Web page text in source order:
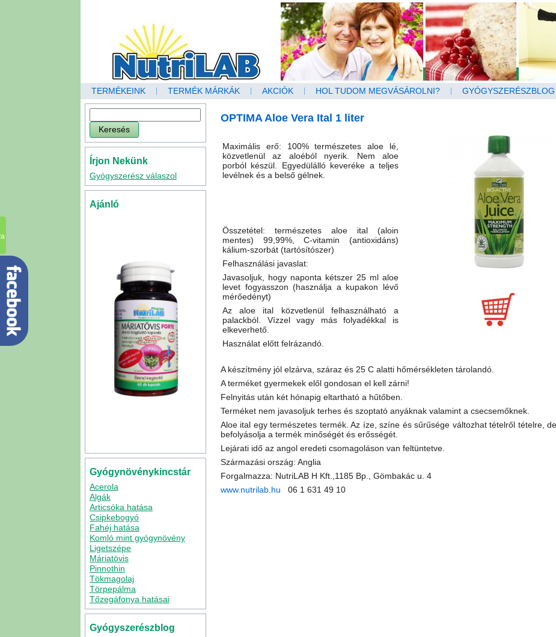
TERMÉKEINK TERMÉK MÁRKÁK AKCIÓK HOL TUDOM MEGVÁSÁROLNI? GYÓGYSZERÉSZBLOG
Írjon Nekünk
Gyógyszerész válaszol
Ajánló
Gyógynövénykincstár
Acerola
Algák
Articsóka hatása
Csipkebogyó
Fahéj hatása
Komló mint gyógynövény
Ligetszépe
Máriatövis
Pinnothin
Tökmagolaj
Törpepálma
Tőzegáfonya hatásai
Gyógyszerészblog
OPTIMA Aloe Vera Ital 1 liter
Maximális erő: 100% természetes aloe lé,
közvetlenül az aloéból nyerik. Nem aloe
porból készül. Egyedülálló keveréke a teljes
levélnek és a belső gélnek.
Összetétel: természetes aloe ital (aloin
mentes) 99,99%, C-vitamin (antioxidáns)
kálium-szorbát (tartósítószer)
Felhasználási javaslat:
Javasoljuk, hogy naponta kétszer 25 ml aloe
levet fogyasszon (használja a kupakon lévő
mérőedényt)
Az aloe ital közvetlenül felhasználható a
palackból. Vízzel vagy más folyadékkal is
elkeverhető.
Használat előtt felrázandó.
A készítmény jól elzárva, száraz és 25 C alatti hőmérsékleten tárolandó.
A terméket gyermekek elől gondosan el kell zárni!
Felnyitás után két hónapig eltartható a hűtőben.
Terméket nem javasoljuk terhes és szoptató anyáknak valamint a csecsemőknek.
Aloe ital egy természetes termék. Az íze, színe és sűrűsége változhat tételről tételre,
befolyásolja a termék minőségét és erősségét.
Lejárati idő az angol eredeti csomagoláson van feltüntetve.
Származási ország: Anglia
Forgalmazza: NutriLAB H Kft.,1185 Bp., Gömbakác u. 4
www.nutrilab.hu 06 1 631 49 10